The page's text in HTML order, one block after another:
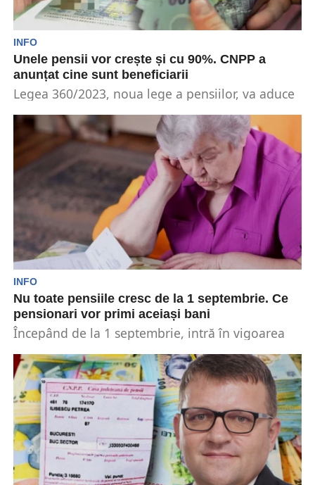
INFO
Unele pensii vor crește și cu 90%. CNPP a
anunțat cine sunt beneficiarii
Legea 360/2023, noua lege a pensiilor, va aduce
de...
INFO
Nu toate pensiile cresc de la 1 septembrie. Ce
pensionari vor primi aceiași bani
Începând de la 1 septembrie, intră în vigoarea
așteaptă de seniori nu...